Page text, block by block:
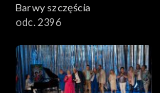
2301–2400
2201–2300
2101–2200
Barwy szczęścia
odc. 2396